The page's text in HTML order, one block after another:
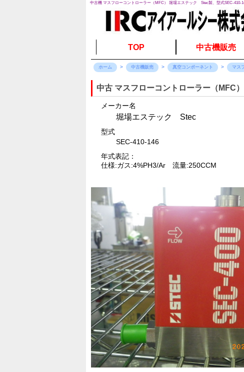
中古機 マスフローコントローラー（MFC） 堀場エステック Stec製、型式SEC-410-
TOP 中古機販売
ホーム 中古機販売 真空コンポーネント マス
中古 マスフローコントローラー（MFC）
メーカー名
堀場エステック Stec
型式
SEC-410-146
年式表記：
仕様:ガス:4%PH3/Ar 流量:250CCM